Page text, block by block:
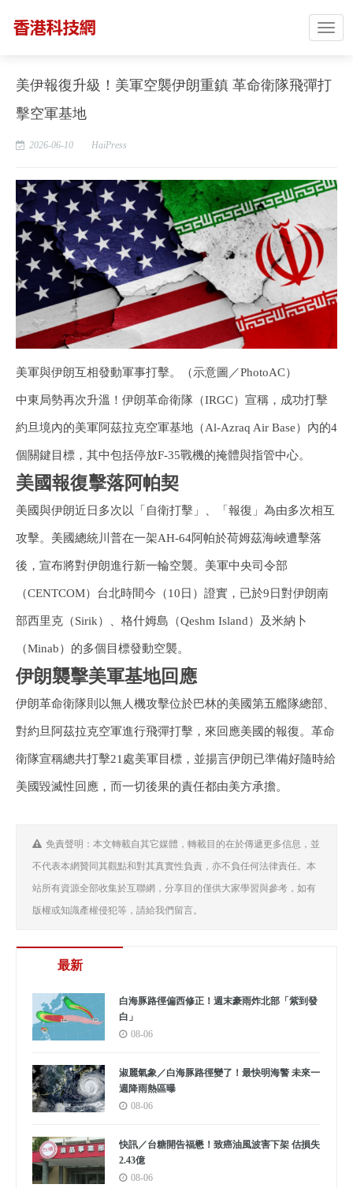
美伊報復升級！美軍空襲伊朗重鎮 革命衛隊飛彈打
擊空軍基地
2026-06-10 HaiPress
美軍與伊朗互相發動軍事打擊。（示意圖／PhotoAC）
中東局勢再次升溫！伊朗革命衛隊（IRGC）宣稱，成功打擊
約旦境內的美軍阿茲拉克空軍基地（Al-Azraq Air Base）內的4
個關鍵目標，其中包括停放F-35戰機的掩體與指管中心。
美國報復擊落阿帕契
美國與伊朗近日多次以「自衛打擊」、「報復」為由多次相互
攻擊。美國總統川普在一架AH-64阿帕於荷姆茲海峽遭擊落
後，宣布將對伊朗進行新一輪空襲。美軍中央司令部
（CENTCOM）台北時間今（10日）證實，已於9日對伊朗南
部西里克（Sirik）、格什姆島（Qeshm Island）及米納卜
（Minab）的多個目標發動空襲。
伊朗襲擊美軍基地回應
伊朗革命衛隊則以無人機攻擊位於巴林的美國第五艦隊總部、
對約旦阿茲拉克空軍進行飛彈打擊，來回應美國的報復。革命
衛隊宣稱總共打擊21處美軍目標，並揚言伊朗已準備好隨時給
美國毀滅性回應，而一切後果的責任都由美方承擔。
免責聲明：本文轉載自其它媒體，轉載目的在於傳遞更多信息，並
不代表本網贊同其觀點和對其真實性負責，亦不負任何法律責任。本
站所有資源全部收集於互聯網，分享目的僅供大家學習與參考，如有
版權或知識產權侵犯等，請給我們留言。
最新
白海豚路徑偏西修正！週末豪雨炸北部「紫到發
白」
08-06
淑麗氣象／白海豚路徑變了！最快明海警 未來一
週降雨熱區曝
08-06
快訊／台糖開告福懋！致癌油風波害下架 估損失
2.43億
08-06